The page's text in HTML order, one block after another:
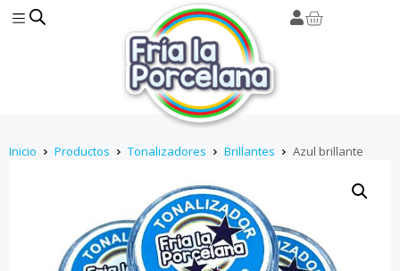
Inicio Productos Tonalizadores Brillantes Azul brillante